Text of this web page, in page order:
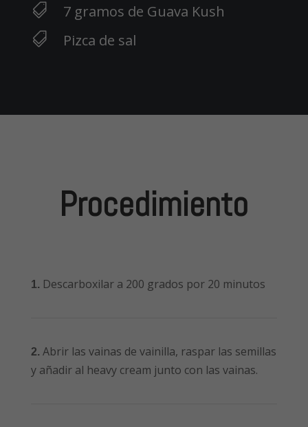
 7 gramos de Guava Kush
 Pizca de sal
Procedimiento
1. Descarboxilar a 200 grados por 20 minutos
2. Abrir las vainas de vainilla, raspar las semillas
y añadir al heavy cream junto con las vainas.